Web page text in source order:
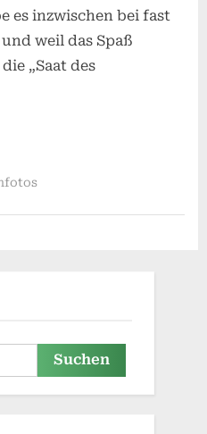
es inzwischen bei fast
weil das Spaß
„Saat des